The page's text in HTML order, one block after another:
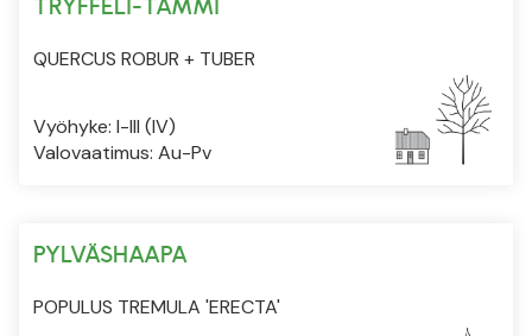
TRYFFELI-TAMMI
QUERCUS ROBUR + TUBER
Vyöhyke: I-III (IV)
Valovaatimus: Au-Pv
PYLVÄSHAAPA
POPULUS TREMULA 'ERECTA'